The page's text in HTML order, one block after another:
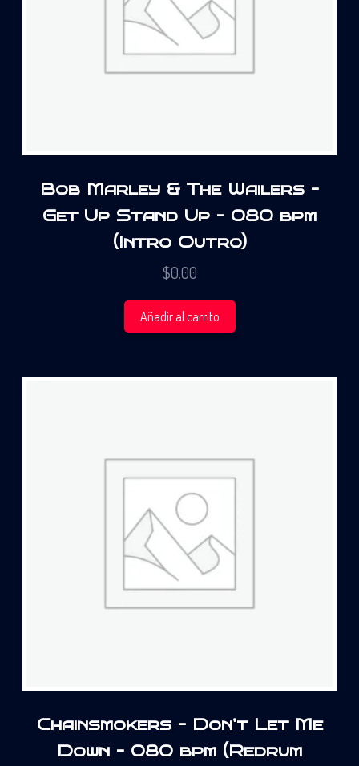
Bob Marley & The Wailers –
Get Up Stand Up – 080 bpm
(Intro Outro)
$0.00
Añadir al carrito
Chainsmokers – Don’t Let Me
Down – 080 bpm (Redrum